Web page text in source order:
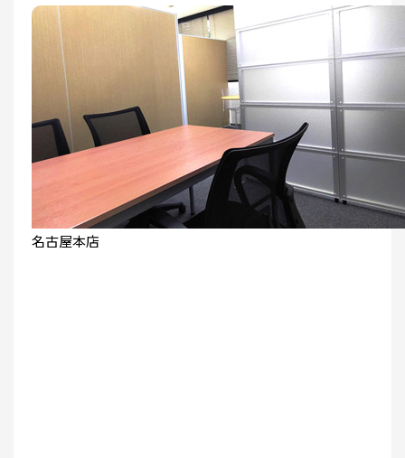
名古屋本店